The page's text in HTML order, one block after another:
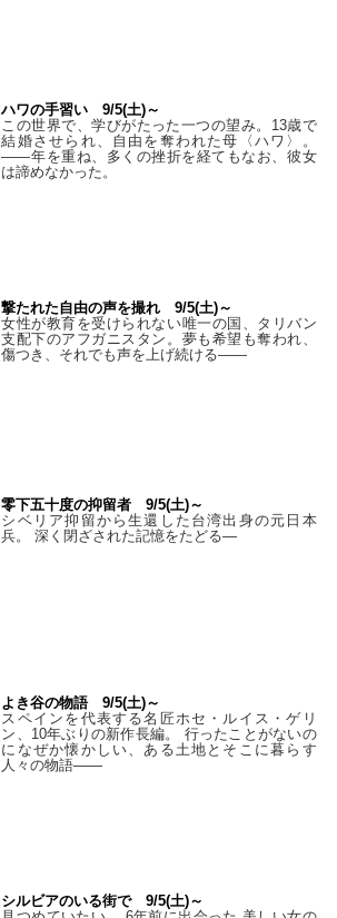
ハワの手習い 9/5(土)～
この世界で、学びがたった一つの望み。13歳で
結婚させられ、自由を奪われた母〈ハワ〉。
——年を重ね、多くの挫折を経てもなお、彼女
は諦めなかった。
撃たれた自由の声を撮れ 9/5(土)～
女性が教育を受けられない唯一の国、タリバン
支配下のアフガニスタン。夢も希望も奪われ、
傷つき、それでも声を上げ続ける——
零下五十度の抑留者 9/5(土)～
シベリア抑留から生還した台湾出身の元日本
兵。 深く閉ざされた記憶をたどる—
よき谷の物語 9/5(土)～
スペインを代表する名匠ホセ・ルイス・ゲリ
ン、10年ぶりの新作長編。 行ったことがないの
になぜか懐かしい、ある土地とそこに暮らす
人々の物語――
シルビアのいる街で 9/5(土)～